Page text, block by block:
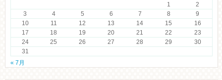
1
2
3
4 5 6 7 8
9
10
11 12 13 14 15
16
17
18 19 20 21 22
23
24
25 26 27 28 29
30
31
« 7月